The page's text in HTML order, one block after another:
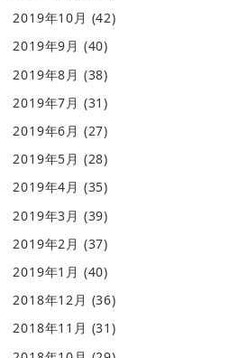
2019年10月 (42)
2019年9月 (40)
2019年8月 (38)
2019年7月 (31)
2019年6月 (27)
2019年5月 (28)
2019年4月 (35)
2019年3月 (39)
2019年2月 (37)
2019年1月 (40)
2018年12月 (36)
2018年11月 (31)